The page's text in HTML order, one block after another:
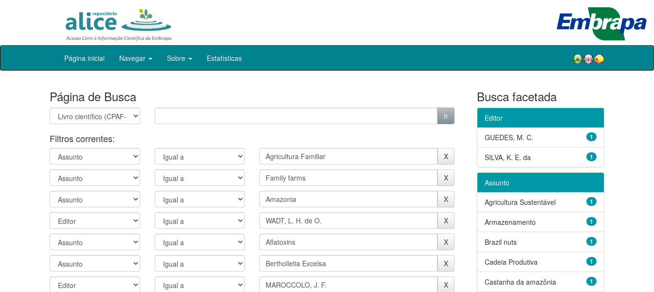
Skip
Página inicial Navegar Sobre Estatísticas
Página de Busca
Filtros correntes:
Busca facetada
Editor
1
GUEDES, M. C.
1
SILVA, K. E. da
Assunto
1
Agricultura Sustentável
1
Armazenamento
1
Brazil nuts
1
Cadeia Produtiva
1
Castanha da amazônia